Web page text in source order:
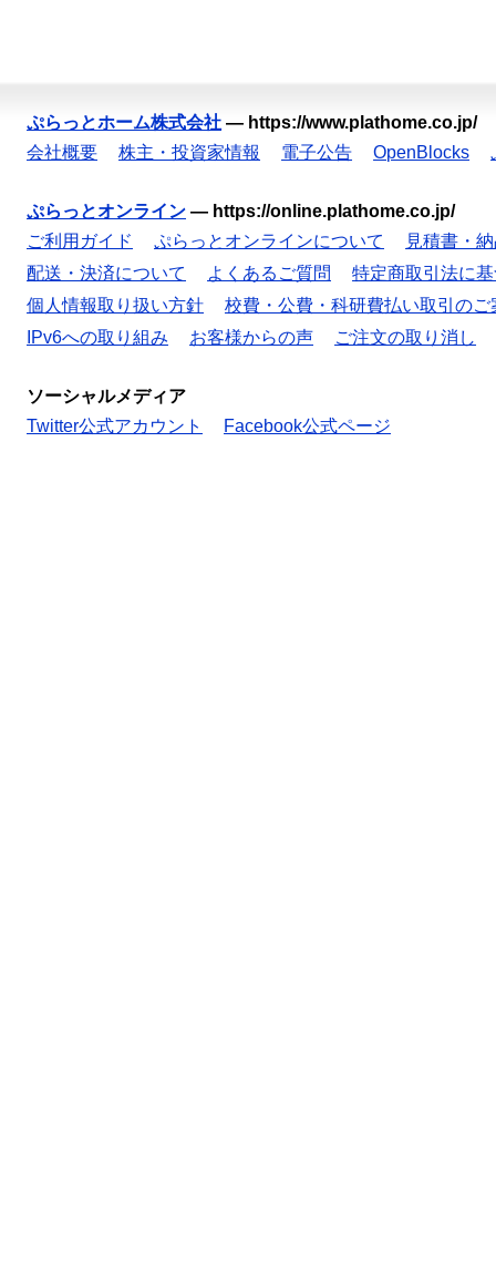
ぷらっとホーム株式会社 — https://www.plathome.co.jp/
会社概要
株主・投資家情報 電子公告 OpenBlocks
ぷらっとオンライン — https://online.plathome.co.jp/
ご利用ガイド
ぷらっとオンラインについて
見積書・
配送・決済について
よくあるご質問
特定商取引法に
個人情報取り扱い方針
校費・公費・科研費払い取引のご
IPv6への取り組み
お客様からの声 ご注文の取り消し
ソーシャルメディア
Twitter公式アカウント
Facebook公式ページ